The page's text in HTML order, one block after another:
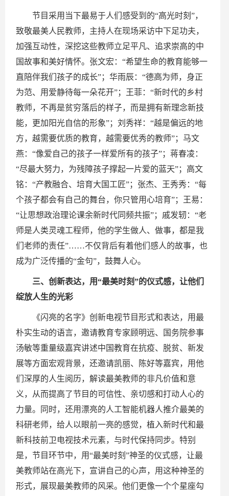
节目采用当下最易于人们感受到的“高光时刻”，
致敬最美人民教师，主持人在现场采访中下足功夫，
加强互动性，深挖这些教师立足平凡、追求崇高的中
国故事和美好情怀。张文宏：“希望生命的教育能够一
直陪伴我们孩子的成长”；华雨辰：“德高为师，身正
为范、用爱静待每一朵花开”；王菲：“新时代的乡村
教师，不再是贫穷落后的样子，而是拥有新理念新技
能，更加阳光自信的形象”；刘秀祥：“越是偏远的地
方，越需要优质的教育，越需要优秀的教师”；马文
燕：“像爱自己的孩子一样爱所有的孩子”；蒋春凌：
“尽最大努力，为残障孩子撑起一片爱的蓝天”；高文
铭：“产教融合、培育大国工匠”；张杰、王秀秀：“每
个孩子都会有自己的舞台，你只管用心培育”；王易：
“让思想政治理论课余新时代同频共振”；戚发轫：“老
师是人类灵魂工程师，他的学生做人、做事，都是我
们老师的责任”……不仅背后有着他们感人的故事，也
成为广泛传播的“金句”，鼓舞人心。
三、创新表达，用“最美时刻”的仪式感，让他们
绽放人生的光彩
《闪亮的名字》创新电视节目形式和表达，用最
朴实生动的语言，邀请教育专家顾明远、国务院参事
汤敏等重量级嘉宾讲述中国教育在抗疫、脱贫、新发
展等方面宏观背景，还邀请凯丽、陈好等嘉宾，用他
们深厚的人生阅历，解读最美教师的非凡价值和意
义，从而提高了节目的可信性、亲切感和打动人心的
力量。同时，还用漂亮的人工智能机器人推介最美的
科研老师，给人以眼前一亮的感觉，植入新时代和最
新科技前卫电视技术元素，与时代保持同步。特别
是，节目环节中，用“最美时刻”神圣的仪式感，让最
美教师站在高光下，宣讲自己的心声，用这种神圣的
形式，展现最美教师的风采。他们更像一个个星座勾